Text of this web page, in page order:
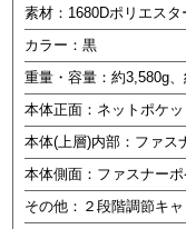
素材：1680Dポリエス
カラー：黒
重量・容量：約3,580g
本体正面：ネットポケッ
本体(上層)内部：ファス
本体側面：ファスナー
その他：２段階調節キ